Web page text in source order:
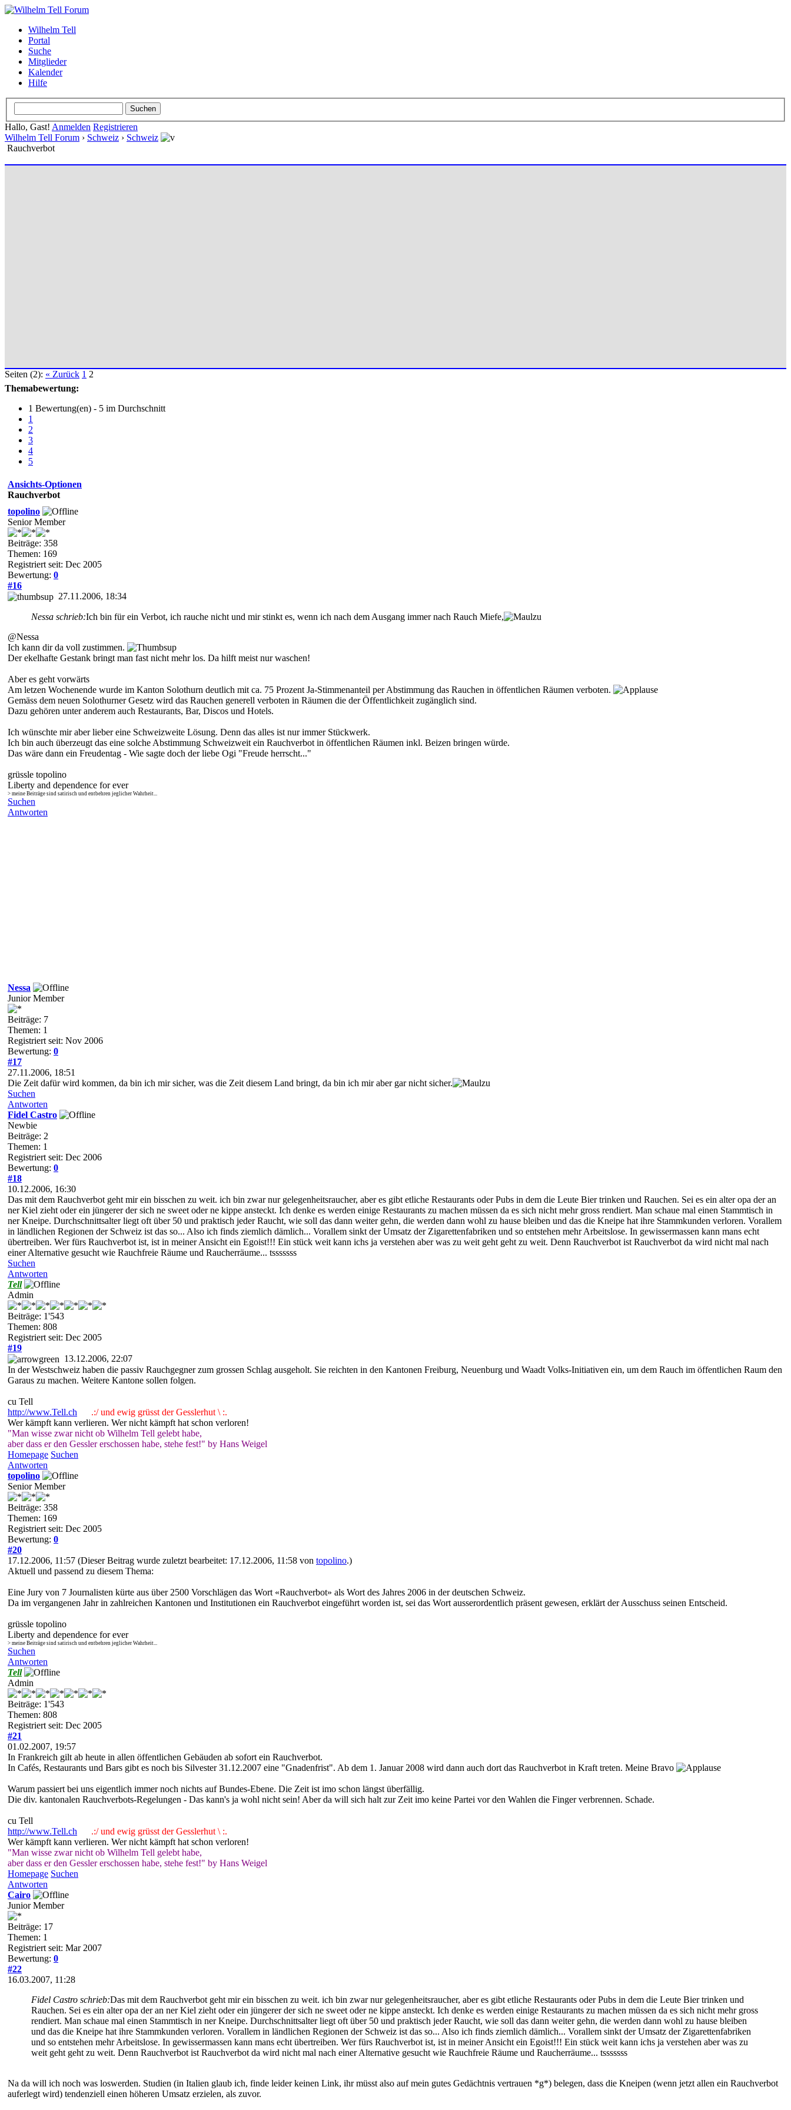
Wilhelm Tell
Portal
Suche
Mitglieder
Kalender
Hilfe
Hallo, Gast! Anmelden Registrieren
Wilhelm Tell Forum › Schweiz › Schweiz
Rauchverbot
Seiten (2): « Zurück 1 2
Themabewertung:
1 Bewertung(en) - 5 im Durchschnitt
1
2
3
4
5
Ansichts-Optionen
Rauchverbot
topolino
Senior Member
Beiträge: 358
Themen: 169
Registriert seit: Dec 2005
Bewertung: 0
#16
27.11.2006, 18:34
Nessa schrieb:Ich bin für ein Verbot, ich rauche nicht und mir stinkt es, wenn ich nach dem Ausgang immer nach Rauch Miefe,
@Nessa
Ich kann dir da voll zustimmen.
Der ekelhafte Gestank bringt man fast nicht mehr los. Da hilft meist nur waschen!
Aber es geht vorwärts
Am letzen Wochenende wurde im Kanton Solothurn deutlich mit ca. 75 Prozent Ja-Stimmenanteil per Abstimmung das Rauchen in öffentlichen Räumen verboten.
Gemäss dem neuen Solothurner Gesetz wird das Rauchen generell verboten in Räumen die der Öffentlichkeit zugänglich sind.
Dazu gehören unter anderem auch Restaurants, Bar, Discos und Hotels.
Ich wünschte mir aber lieber eine Schweizweite Lösung. Denn das alles ist nur immer Stückwerk.
Ich bin auch überzeugt das eine solche Abstimmung Schweizweit ein Rauchverbot in öffentlichen Räumen inkl. Beizen bringen würde.
Das wäre dann ein Freudentag - Wie sagte doch der liebe Ogi "Freude herrscht..."
grüssle topolino
Liberty and dependence for ever
> meine Beiträge sind satirisch und entbehren jeglicher Wahrheit...
Suchen
Antworten
Nessa
Junior Member
Beiträge: 7
Themen: 1
Registriert seit: Nov 2006
Bewertung: 0
#17
27.11.2006, 18:51
Die Zeit dafür wird kommen, da bin ich mir sicher, was die Zeit diesem Land bringt, da bin ich mir aber gar nicht sicher.
Suchen
Antworten
Fidel Castro
Newbie
Beiträge: 2
Themen: 1
Registriert seit: Dec 2006
Bewertung: 0
#18
10.12.2006, 16:30
Das mit dem Rauchverbot geht mir ein bisschen zu weit. ich bin zwar nur gelegenheitsraucher, aber es gibt etliche Restaurants oder Pubs in dem die Leute Bier trinken und Rauchen. Sei es ein alter opa der an
ner Kiel zieht oder ein jüngerer der sich ne sweet oder ne kippe ansteckt. Ich denke es werden einige Restaurants zu machen müssen da es sich nicht mehr gross rendiert. Man schaue mal einen Stammtisch in
ner Kneipe. Durchschnittsalter liegt oft über 50 und praktisch jeder Raucht, wie soll das dann weiter gehn, die werden dann wohl zu hause bleiben und das die Kneipe hat ihre Stammkunden verloren. Vorallem
in ländlichen Regionen der Schweiz ist das so... Also ich finds ziemlich dämlich... Vorallem sinkt der Umsatz der Zigarettenfabriken und so entstehen mehr Arbeitslose. In gewissermassen kann mans echt
übertreiben. Wer fürs Rauchverbot ist, ist in meiner Ansicht ein Egoist!!! Ein stück weit kann ichs ja verstehen aber was zu weit geht geht zu weit. Denn Rauchverbot ist Rauchverbot da wird nicht mal nach
einer Alternative gesucht wie Rauchfreie Räume und Raucherräume... tsssssss
Suchen
Antworten
Tell
Admin
Beiträge: 1'543
Themen: 808
Registriert seit: Dec 2005
#19
13.12.2006, 22:07
In der Westschweiz haben die passiv Rauchgegner zum grossen Schlag ausgeholt. Sie reichten in den Kantonen Freiburg, Neuenburg und Waadt Volks-Initiativen ein, um dem Rauch im öffentlichen Raum den
Garaus zu machen. Weitere Kantone sollen folgen.
cu Tell
http://www.Tell.ch
.:/ und ewig grüsst der Gesslerhut \ :.
Wer kämpft kann verlieren. Wer nicht kämpft hat schon verloren!
"Man wisse zwar nicht ob Wilhelm Tell gelebt habe,
aber dass er den Gessler erschossen habe, stehe fest!" by Hans Weigel
Homepage Suchen
Antworten
topolino
Senior Member
Beiträge: 358
Themen: 169
Registriert seit: Dec 2005
Bewertung: 0
#20
17.12.2006, 11:57 (Dieser Beitrag wurde zuletzt bearbeitet: 17.12.2006, 11:58 von topolino.)
Aktuell und passend zu diesem Thema:
Eine Jury von 7 Journalisten kürte aus über 2500 Vorschlägen das Wort «Rauchverbot» als Wort des Jahres 2006 in der deutschen Schweiz.
Da im vergangenen Jahr in zahlreichen Kantonen und Institutionen ein Rauchverbot eingeführt worden ist, sei das Wort ausserordentlich präsent gewesen, erklärt der Ausschuss seinen Entscheid.
grüssle topolino
Liberty and dependence for ever
> meine Beiträge sind satirisch und entbehren jeglicher Wahrheit...
Suchen
Antworten
Tell
Admin
Beiträge: 1'543
Themen: 808
Registriert seit: Dec 2005
#21
01.02.2007, 19:57
In Frankreich gilt ab heute in allen öffentlichen Gebäuden ab sofort ein Rauchverbot.
In Cafés, Restaurants und Bars gibt es noch bis Silvester 31.12.2007 eine "Gnadenfrist". Ab dem 1. Januar 2008 wird dann auch dort das Rauchverbot in Kraft treten. Meine Bravo
Warum passiert bei uns eigentlich immer noch nichts auf Bundes-Ebene. Die Zeit ist imo schon längst überfällig.
Die div. kantonalen Rauchverbots-Regelungen - Das kann's ja wohl nicht sein! Aber da will sich halt zur Zeit imo keine Partei vor den Wahlen die Finger verbrennen. Schade.
cu Tell
http://www.Tell.ch
.:/ und ewig grüsst der Gesslerhut \ :.
Wer kämpft kann verlieren. Wer nicht kämpft hat schon verloren!
"Man wisse zwar nicht ob Wilhelm Tell gelebt habe,
aber dass er den Gessler erschossen habe, stehe fest!" by Hans Weigel
Homepage Suchen
Antworten
Cairo
Junior Member
Beiträge: 17
Themen: 1
Registriert seit: Mar 2007
Bewertung: 0
#22
16.03.2007, 11:28
Fidel Castro schrieb:Das mit dem Rauchverbot geht mir ein bisschen zu weit. ich bin zwar nur gelegenheitsraucher, aber es gibt etliche Restaurants oder Pubs in dem die Leute Bier trinken und
Rauchen. Sei es ein alter opa der an ner Kiel zieht oder ein jüngerer der sich ne sweet oder ne kippe ansteckt. Ich denke es werden einige Restaurants zu machen müssen da es sich nicht mehr gross
rendiert. Man schaue mal einen Stammtisch in ner Kneipe. Durchschnittsalter liegt oft über 50 und praktisch jeder Raucht, wie soll das dann weiter gehn, die werden dann wohl zu hause bleiben
und das die Kneipe hat ihre Stammkunden verloren. Vorallem in ländlichen Regionen der Schweiz ist das so... Also ich finds ziemlich dämlich... Vorallem sinkt der Umsatz der Zigarettenfabriken
und so entstehen mehr Arbeitslose. In gewissermassen kann mans echt übertreiben. Wer fürs Rauchverbot ist, ist in meiner Ansicht ein Egoist!!! Ein stück weit kann ichs ja verstehen aber was zu
weit geht geht zu weit. Denn Rauchverbot ist Rauchverbot da wird nicht mal nach einer Alternative gesucht wie Rauchfreie Räume und Raucherräume... tsssssss
Na da will ich noch was loswerden. Studien (in Italien glaub ich, finde leider keinen Link, ihr müsst also auf mein gutes Gedächtnis vertrauen *g*) belegen, dass die Kneipen (wenn jetzt allen ein Rauchverbot
auferlegt wird) tendenziell einen höheren Umsatz erzielen, als zuvor.